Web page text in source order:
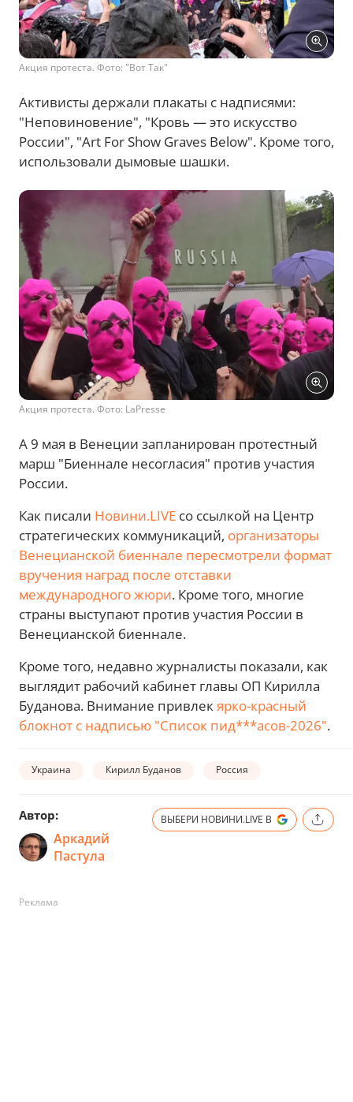
Акция протеста. Фото: "Вот Так"
Активисты держали плакаты с надписями:
"Неповиновение", "Кровь — это искусство
России", "Art For Show Graves Below". Кроме того,
использовали дымовые шашки.
Акция протеста. Фото: LaPresse
А 9 мая в Венеции запланирован протестный
марш "Биеннале несогласия" против участия
России.
Как писали Новини.LIVE со ссылкой на Центр
стратегических коммуникаций, организаторы
Венецианской биеннале пересмотрели формат
вручения наград после отставки
международного жюри. Кроме того, многие
страны выступают против участия России в
Венецианской биеннале.
Кроме того, недавно журналисты показали, как
выглядит рабочий кабинет главы ОП Кирилла
Буданова. Внимание привлекярко-красный
блокнот с надписью "Список пид***асов-2026".
Украина Кирилл Буданов Россия
Автор:
Аркадий
Пастула
ВЫБЕРИ НОВИНИ.LIVE В
Реклама